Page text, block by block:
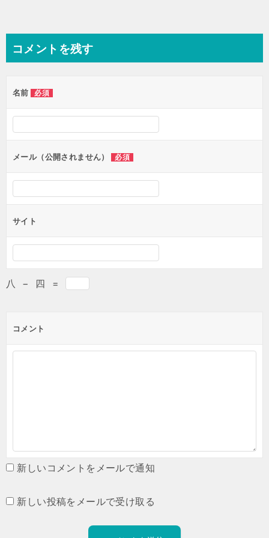
コメントを残す
名前 必須
メール（公開されません） 必須
サイト
八 − 四 =
コメント
新しいコメントをメールで通知
新しい投稿をメールで受け取る